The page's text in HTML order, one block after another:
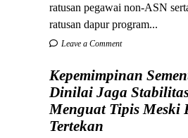
ratusan pegawai non-ASN
ratusan dapur program...
Leave a Comment
Kepemimpinan
Dinilai Jaga
Menguat Tipis Meski
Tertekan